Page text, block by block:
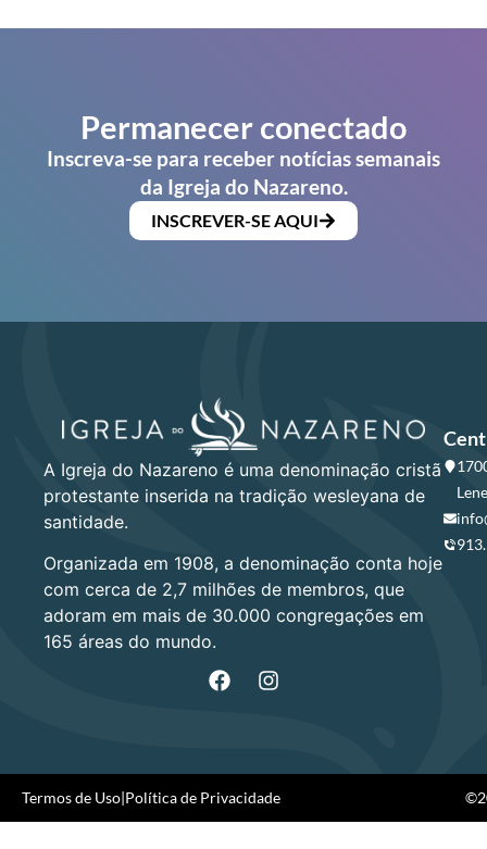
Permanecer conectado
Inscreva-se para receber notícias semanais
da Igreja do Nazareno.
INSCREVER-SE AQUI
A Igreja do Nazareno é uma denominação cristã
protestante inserida na tradição wesleyana de
santidade.
Organizada em 1908, a denominação conta hoje
com cerca de 2,7 milhões de membros, que
adoram em mais de 30.000 congregações em
165 áreas do mundo.
Termos de Uso|Política de Privacidade